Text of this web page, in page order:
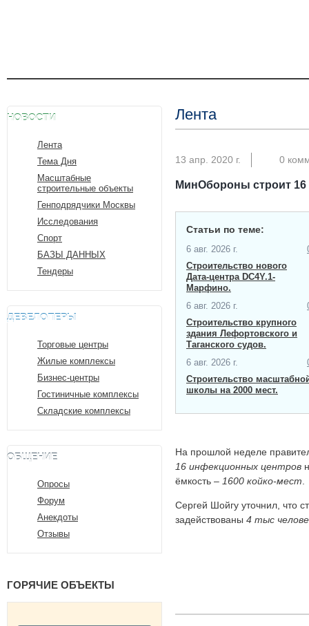
НОВОСТИ
Лента
Тема Дня
Масштабные
строительные объекты
Генподрядчики Москвы
Исследования
Спорт
БАЗЫ ДАННЫХ
Тендеры
ДЕВЕЛОПЕРЫ
Торговые центры
Жилые комплексы
Бизнес-центры
Гостиничные комплексы
Складские комплексы
ОБЩЕНИЕ
Опросы
Форум
Анекдоты
Отзывы
ГОРЯЧИЕ ОБЪЕКТЫ
Лента
13 апр. 2020 г. 0
МинОбороны строит
Статьи по теме:
6 авг. 2026 г.
Строительство нового
Дата-центра​ DC4Y.1-
Марфино.
6 авг. 2026 г.
Строительство крупного
здания Лефортовского и
Таганского судов.
6 авг. 2026 г.
Строительство
школы на 2000 мест​.
На прошлой неделе
16 инфекционных центров
ёмкость – 1600 койко-мест
Сергей Шойгу уточнил, что
задействованы 4 тыс